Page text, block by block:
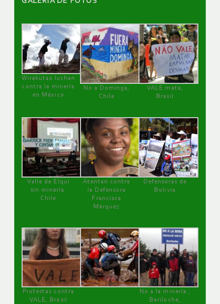
Wirakutas luchan
contra la minería
en México
No a Dominga,
Chile
VALE mata,
Brasil
Valle de Elqui
sin minería.
Chile
Atentan contra
la Defensora
Francisca
Márquez
Defensoras de
Bolivia
Protestas contra
VALE, Brasil
No a la minería ,
Bariloche,